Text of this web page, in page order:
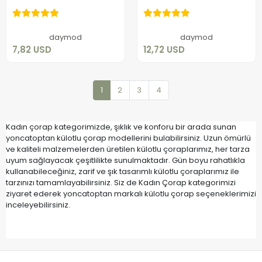
daymod
7,82 USD
7,82 USD
daymod
12,72 USD
12,72 USD
1 2 3 4
Kadın çorap kategorimizde, şıklık ve konforu bir arada sunan
yoncatoptan külotlu çorap modellerini bulabilirsiniz. Uzun ömürlü
ve kaliteli malzemelerden üretilen külotlu çoraplarımız, her tarza
uyum sağlayacak çeşitlilikte sunulmaktadır. Gün boyu rahatlıkla
kullanabileceğiniz, zarif ve şık tasarımlı külotlu çoraplarımız ile
tarzınızı tamamlayabilirsiniz. Siz de Kadın Çorap kategorimizi
ziyaret ederek yoncatoptan markalı külotlu çorap seçeneklerimizi
inceleyebilirsiniz.